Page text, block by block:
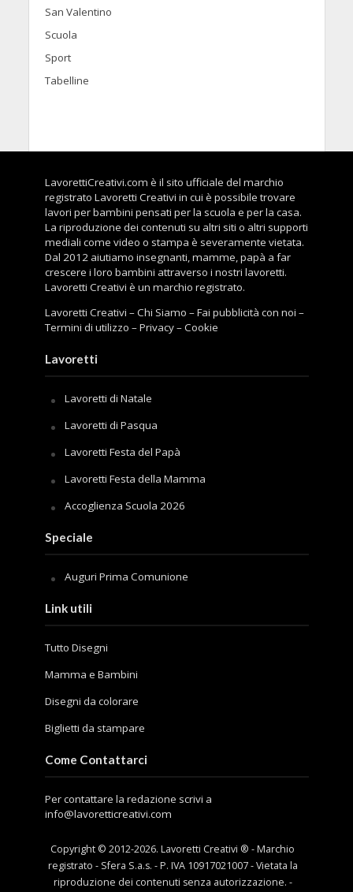
San Valentino
Scuola
Sport
Tabelline
LavorettiCreativi.com è il sito ufficiale del marchio
registrato Lavoretti Creativi in cui è possibile trovare
lavori per bambini pensati per la scuola e per la casa.
La riproduzione dei contenuti su altri siti o altri supporti
mediali come video o stampa è severamente vietata.
Dal 2012 aiutiamo insegnanti, mamme, papà a far
crescere i loro bambini attraverso i nostri lavoretti.
Lavoretti Creativi è un marchio registrato.
Lavoretti Creativi –Chi Siamo –Fai pubblicità con noi –
Termini di utilizzo –Privacy–Cookie
Lavoretti
Lavoretti di Natale
Lavoretti di Pasqua
Lavoretti Festa del Papà
Lavoretti Festa della Mamma
Accoglienza Scuola 2026
Speciale
Auguri Prima Comunione
Link utili
Tutto Disegni
Mamma e Bambini
Disegni da colorare
Biglietti da stampare
Come Contattarci
Per contattare la redazione scrivi a
info@lavoretticreativi.com
Copyright © 2012-2026. Lavoretti Creativi ® - Marchio
registrato - Sfera S.a.s. - P. IVA 10917021007 - Vietata la
riproduzione dei contenuti senza autorizzazione. -